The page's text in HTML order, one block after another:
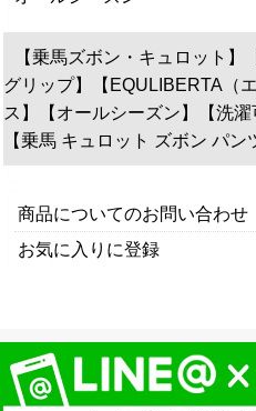
【乗馬ズボン・キュロット
グリップ】【EQULIBERTA（
ス】【オールシーズン】【洗濯
【乗馬 キュロット ズボン パン
商品についてのお問い合わせ
お気に入りに登録